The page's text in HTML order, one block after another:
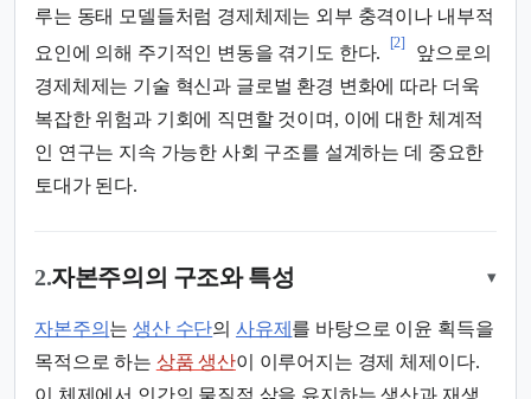
루는 동태 모델들처럼 경제체제는 외부 충격이나 내부적
요인에 의해 주기적인 변동을 겪기도 한다.
[2]
앞으로의
경제체제는 기술 혁신과 글로벌 환경 변화에 따라 더욱
복잡한 위험과 기회에 직면할 것이며, 이에 대한 체계적
인 연구는 지속 가능한 사회 구조를 설계하는 데 중요한
토대가 된다.
2.자본주의의 구조와 특성 ▾
자본주의 는생산 수단의 사유제 를 바탕으로 이윤 획득을
목적으로 하는 상품 생산이 이루어지는 경제 체제이다.